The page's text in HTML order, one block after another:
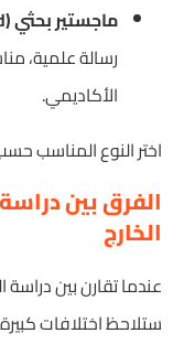
ماجستير بحثي (Research-based)
رسالة علمية،
الأكاديمي.
اختر النوع المناسب
الفرق بين
الخارج
عندما تقارن بين
ستلاحظ اختلافات